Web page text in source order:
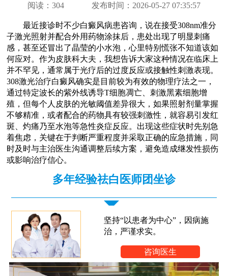
阅读： 304 发布时间：2026-05-27 07:35:57
最近接诊时不少白癜风病患咨询，说在接受308nm准分
子激光照射并配合外用药物涂抹后，患处出现了明显刺痛
感，甚至还冒出了晶莹的小水泡，心里特别慌张不知道该如
何应对。作为皮肤科大夫，我想告诉大家这种情况在临床上
并不罕见，通常属于光疗后的过度反应或接触性刺激表现。
308激光治疗白癜风确实是目前较为有效的物理疗法之一，
通过特定波长的紫外线诱导T细胞凋亡、刺激黑素细胞增
殖，但每个人皮肤的光敏阈值差异很大，如果照射剂量掌握
不够精准，或者配合的药物具有较强刺激性，就容易引发红
斑、灼痛乃至水泡等急性炎症反应。出现这些症状时先别急
着焦虑，关键在于判断严重程度并采取正确的应急措施，同
时及时与主治医生沟通调整后续方案，避免造成继发性损伤
或影响治疗信心。
多年经验祛白医师团坐诊
坚持“以患者为中心”，因病施
治，严谨求实。
咨询医生